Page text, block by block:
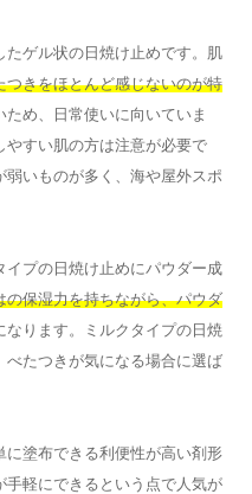
ゲル状の日焼け止めです。肌
つきをほとんど感じないのが特
め、日常使いに向いていま
すい肌の方は注意が必要で
いものが多く、海や屋外スポ
プの日焼け止めにパウダー成
の保湿力を持ちながら、パウダ
なります。ミルクタイプの日焼
たつきが気になる場合に選ば
に塗布できる利便性が高い剤形
軽にできるという点で人気が